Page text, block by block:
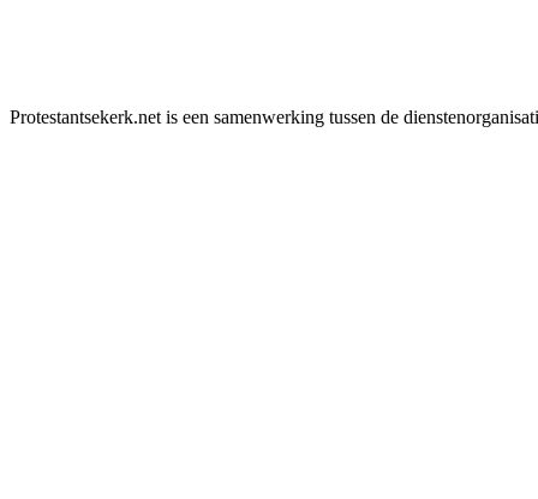
Protestantsekerk.net is een samenwerking tussen de